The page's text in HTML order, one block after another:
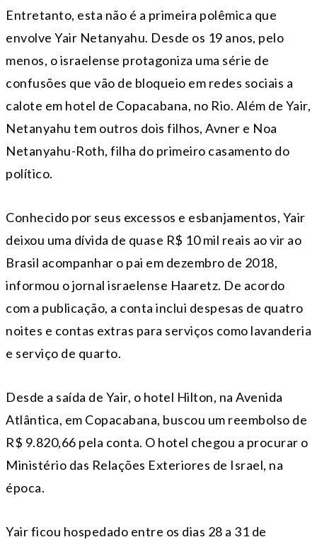
Entretanto, esta não é a primeira polêmica que
envolve Yair Netanyahu. Desde os 19 anos, pelo
menos, o israelense protagoniza uma série de
confusões que vão de bloqueio em redes sociais a
calote em hotel de Copacabana, no Rio. Além de Yair,
Netanyahu tem outros dois filhos, Avner e Noa
Netanyahu-Roth, filha do primeiro casamento do
político.
Conhecido por seus excessos e esbanjamentos, Yair
deixou uma dívida de quase R$ 10 mil reais ao vir ao
Brasil acompanhar o pai em dezembro de 2018,
informou o jornal israelense Haaretz. De acordo
com a publicação, a conta inclui despesas de quatro
noites e contas extras para serviços como lavanderia
e serviço de quarto.
Desde a saída de Yair, o hotel Hilton, na Avenida
Atlântica, em Copacabana, buscou um reembolso de
R$ 9.820,66 pela conta. O hotel chegou a procurar o
Ministério das Relações Exteriores de Israel, na
época.
Yair ficou hospedado entre os dias 28 a 31 de